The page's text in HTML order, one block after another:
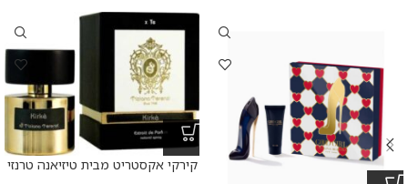
קירקי אקסטריט מבית טיזיאנה טרנזי